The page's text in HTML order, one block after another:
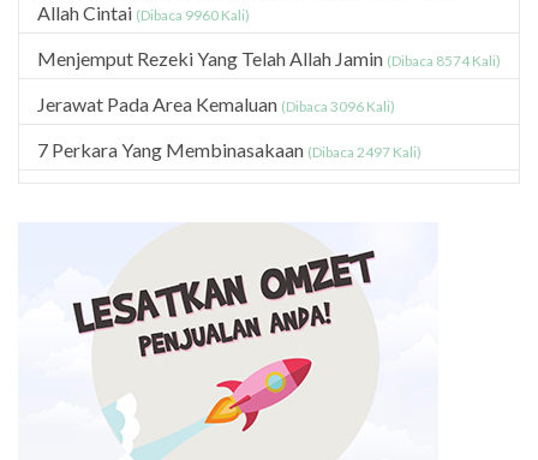
Allah Cintai (Dibaca 9960 Kali)
Menjemput Rezeki Yang Telah Allah Jamin (Dibaca 8574 Kali)
Jerawat Pada Area Kemaluan (Dibaca 3096 Kali)
7 Perkara Yang Membinasakaan (Dibaca 2497 Kali)